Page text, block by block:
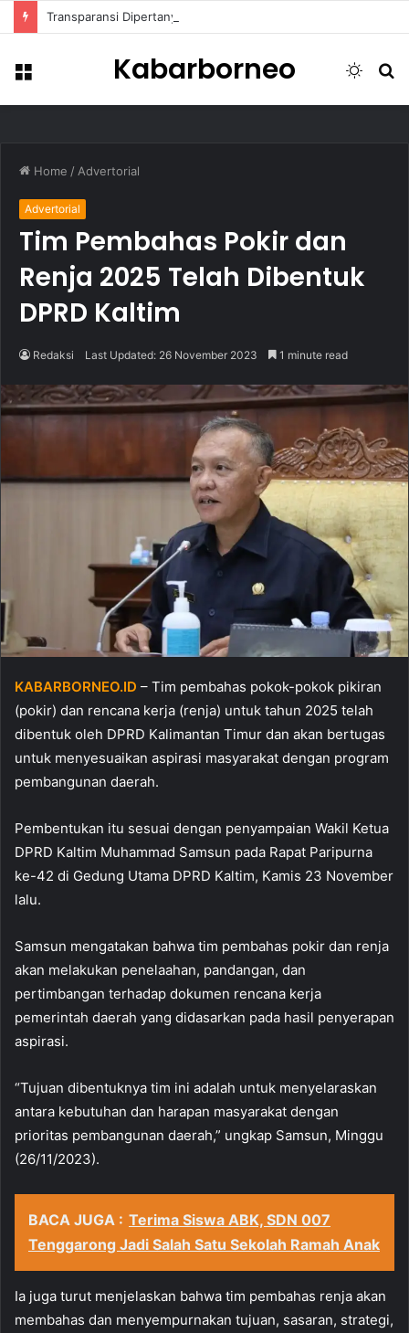
Menu Kabarborneo
Switch
Home / Advertorial
Advertorial
Tim Pembahas Pokir dan
Renja 2025 Telah Dibentuk
DPRD Kaltim
Redaksi Last Updated: 26 November 2023 1 minute read
KABARBORNEO.ID – Tim pembahas pokok-pokok pikiran
(pokir) dan rencana kerja (renja) untuk tahun 2025 telah
dibentuk oleh DPRD Kalimantan Timur dan akan bertugas
untuk menyesuaikan aspirasi masyarakat dengan program
pembangunan daerah.
Pembentukan itu sesuai dengan penyampaian Wakil Ketua
DPRD Kaltim Muhammad Samsun pada Rapat Paripurna
ke-42 di Gedung Utama DPRD Kaltim, Kamis 23 November
lalu.
Samsun mengatakan bahwa tim pembahas pokir dan renja
akan melakukan penelaahan, pandangan, dan
pertimbangan terhadap dokumen rencana kerja
pemerintah daerah yang didasarkan pada hasil penyerapan
aspirasi.
“Tujuan dibentuknya tim ini adalah untuk menyelaraskan
antara kebutuhan dan harapan masyarakat dengan
prioritas pembangunan daerah,” ungkap Samsun, Minggu
(26/11/2023).
BACA JUGA : Terima Siswa ABK, SDN 007
Tenggarong Jadi Salah Satu Sekolah Ramah Anak
Ia juga turut menjelaskan bahwa tim pembahas renja akan
membahas dan menyempurnakan tujuan, sasaran, strategi,